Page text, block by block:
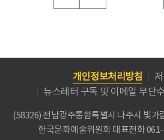
개인정보처리방침
뉴스레터 구독 및 이메일 무단
(58326) 전남광주통합특별시 나주시 빛가
한국문화예술위원회 대표전화